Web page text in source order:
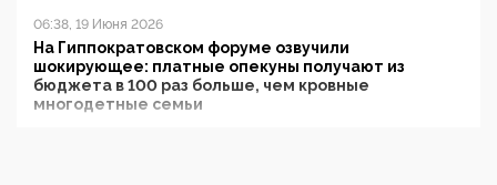
06:38, 19 Июня 2026
На Гиппократовском форуме озвучили
шокирующее: платные опекуны получают из
бюджета в 100 раз больше, чем кровные
многодетные семьи